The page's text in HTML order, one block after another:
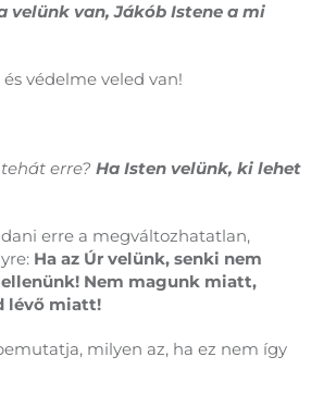
velünk van, Jákób Istene a mi
védelme veled van!
erre? Ha Isten velünk, ki lehet
erre a megváltozhatatlan,
Ha az Úr velünk, senki nem
Nem magunk miatt,
lévő miatt!
milyen az, ha ez nem így